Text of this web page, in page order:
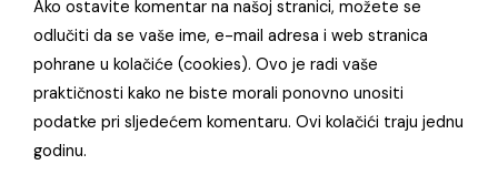
Ako ostavite komentar na našoj stranici, možete se
odlučiti da se vaše ime, e-mail adresa i web stranica
pohrane u kolačiće (cookies). Ovo je radi vaše
praktičnosti kako ne biste morali ponovno unositi
podatke pri sljedećem komentaru. Ovi kolačići traju jednu
godinu.